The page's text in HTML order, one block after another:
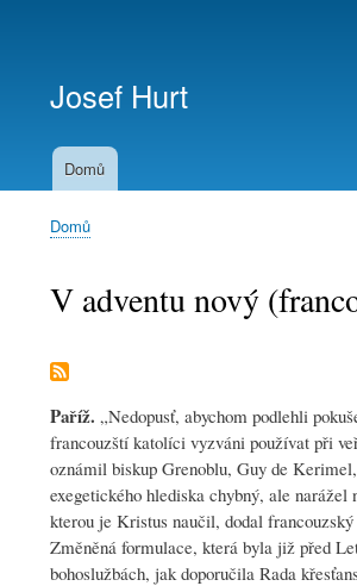
účtu
Josef Hurt
Domů
Drobečková
Domů
V adventu nový
Paříž. „Nedopusť, abychom podlehli
francouzští katolíci vyzváni používat při
oznámil biskup Grenoblu, Guy de
exegetického hlediska chybný, ale
kterou je Kristus naučil, dodal
Změněná formulace, která byla již před
bohoslužbách, jak doporučila Rada